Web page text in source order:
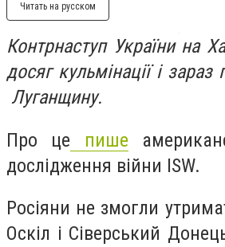
Читать на русском
Контрнаступ України на
досяг кульмінації і зараз
Луганщину.
Про це пише
дослідження війни ISW.
Росіяни не змогли
Оскіл і Сіверський